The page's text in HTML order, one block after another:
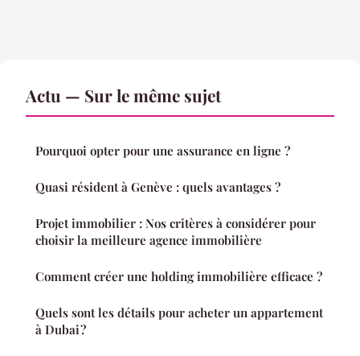
Actu — Sur le même sujet
Pourquoi opter pour une assurance en ligne ?
Quasi résident à Genève : quels avantages ?
Projet immobilier : Nos critères à considérer pour
choisir la meilleure agence immobilière
Comment créer une holding immobilière efficace ?
Quels sont les détails pour acheter un appartement
à Dubai ?